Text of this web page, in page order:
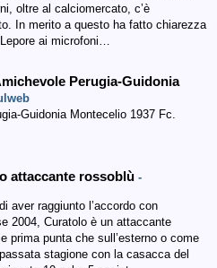
oltre al calciomercato, c’è
In merito a questo ha fatto chiarezza
ai microfoni…
Perugia-Guidonia
Guidonia Montecelio 1937 Fc.
attaccante rossoblù -
aver raggiunto l’accordo con
2004, Curatolo è un attaccante
prima punta che sull’esterno o come
stagione con la casacca del